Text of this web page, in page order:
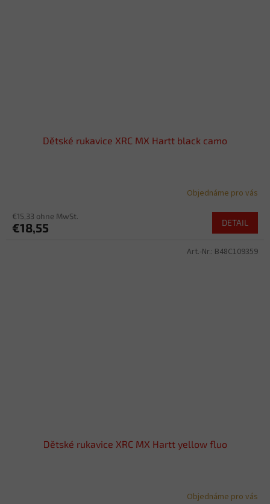
Dětské rukavice XRC MX Hartt black camo
Objednáme pro vás
€15,33 ohne MwSt.
€18,55 DETAIL
Dětské rukavice XRC MX Hartt yellow fluo
Objednáme pro vás
Art.-Nr.: B48C109359